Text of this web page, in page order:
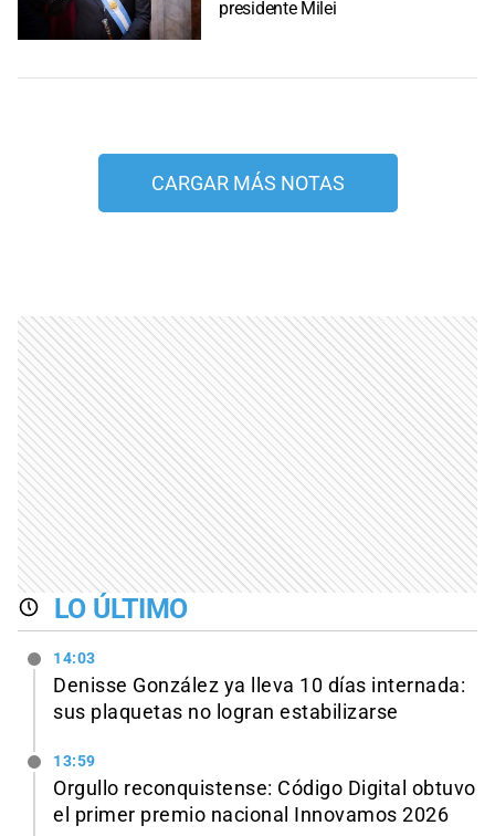
presidente Milei
CARGAR MÁS NOTAS
LO ÚLTIMO
14:03
Denisse González ya lleva 10 días internada:
sus plaquetas no logran estabilizarse
13:59
Orgullo reconquistense: Código Digital obtuvo
el primer premio nacional Innovamos 2026